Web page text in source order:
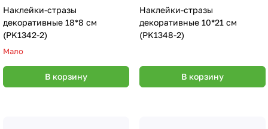
Наклейки-стразы
декоративные 18*8 см
(PK1342-2)
Мало
В корзину
Наклейки-стразы
декоративные 10*21 см
(PK1348-2)
В корзину